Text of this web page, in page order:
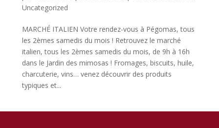
Uncategorized
MARCHÉ ITALIEN Votre rendez-vous à Pégomas, tous
les 2èmes samedis du mois ! Retrouvez le marché
italien, tous les 2èmes samedis du mois, de 9h à 16h
dans le Jardin des mimosas ! Fromages, biscuits, huile,
charcuterie, vins… venez découvrir des produits
typiques et...